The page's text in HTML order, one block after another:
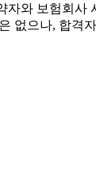
자와 보험회사
없으나, 합격